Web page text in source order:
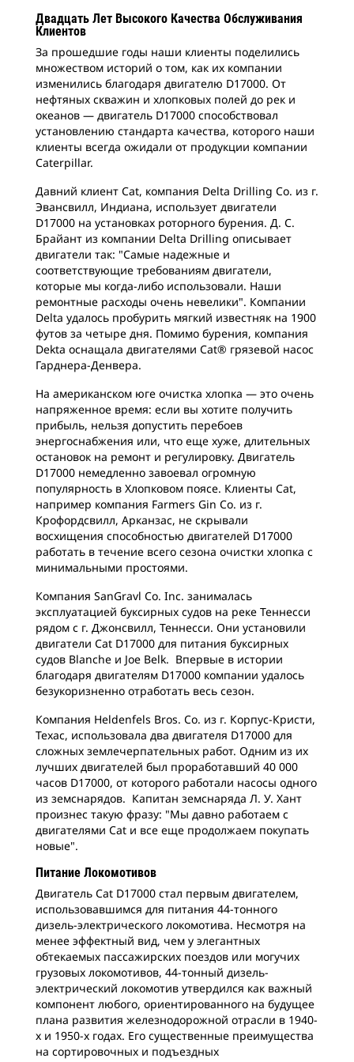
Двадцать Лет Высокого Качества Обслуживания
Клиентов
За прошедшие годы наши клиенты поделились
множеством историй о том, как их компании
изменились благодаря двигателю D17000. От
нефтяных скважин и хлопковых полей до рек и
океанов — двигатель D17000 способствовал
установлению стандарта качества, которого наши
клиенты всегда ожидали от продукции компании
Caterpillar.
Давний клиент Cat, компания Delta Drilling Co. из г.
Эвансвилл, Индиана, использует двигатели
D17000 на установках роторного бурения. Д. С.
Брайант из компании Delta Drilling описывает
двигатели так: "Самые надежные и
соответствующие требованиям двигатели,
которые мы когда-либо использовали. Наши
ремонтные расходы очень невелики". Компании
Delta удалось пробурить мягкий известняк на 1900
футов за четыре дня. Помимо бурения, компания
Dekta оснащала двигателями Cat® грязевой насос
Гарднера-Денвера.
На американском юге очистка хлопка ― это очень
напряженное время: если вы хотите получить
прибыль, нельзя допустить перебоев
энергоснабжения или, что еще хуже, длительных
остановок на ремонт и регулировку. Двигатель
D17000 немедленно завоевал огромную
популярность в Хлопковом поясе. Клиенты Cat,
например компания Farmers Gin Co. из г.
Крофордсвилл, Арканзас, не скрывали
восхищения способностью двигателей D17000
работать в течение всего сезона очистки хлопка с
минимальными простоями.
Компания SanGravl Co. Inc. занималась
эксплуатацией буксирных судов на реке Теннесси
рядом с г. Джонсвилл, Теннесси. Они установили
двигатели Cat D17000 для питания буксирных
судов Blanche и Joe Belk. Впервые в истории
благодаря двигателям D17000 компании удалось
безукоризненно отработать весь сезон.
Компания Heldenfels Bros. Co. из г. Корпус-Кристи,
Техас, использовала два двигателя D17000 для
сложных землечерпательных работ. Одним из их
лучших двигателей был проработавший 40 000
часов D17000, от которого работали насосы одного
из земснарядов. Капитан земснаряда Л. У. Хант
произнес такую фразу: "Мы давно работаем с
двигателями Cat и все еще продолжаем покупать
новые".
Питание Локомотивов
Двигатель Cat D17000 стал первым двигателем,
использовавшимся для питания 44-тонного
дизель-электрического локомотива. Несмотря на
менее эффектный вид, чем у элегантных
обтекаемых пассажирских поездов или могучих
грузовых локомотивов, 44-тонный дизель-
электрический локомотив утвердился как важный
компонент любого, ориентированного на будущее
плана развития железнодорожной отрасли в 1940-
х и 1950-х годах. Его существенные преимущества
на сортировочных и подъездных